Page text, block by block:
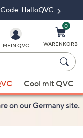
HalloQVC
MEIN QVC
0
WARENKORB
Cool mit QVC